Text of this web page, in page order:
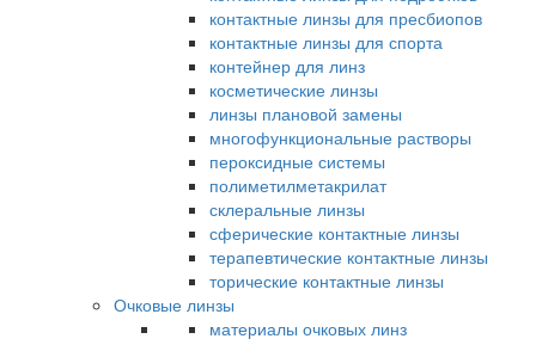
контактные линзы для пресбиопов
контактные линзы для спорта
контейнер для линз
косметические линзы
линзы плановой замены
многофункциональные растворы
пероксидные системы
полиметилметакрилат
склеральные линзы
сферические контактные линзы
терапевтические контактные линзы
торические контактные линзы
Очковые линзы
материалы очковых линз